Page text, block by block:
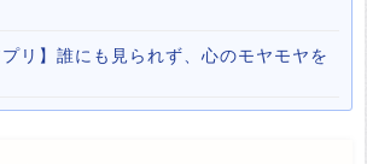
リ】誰にも見られず、心のモヤモヤを